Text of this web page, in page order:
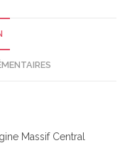
Massif Central